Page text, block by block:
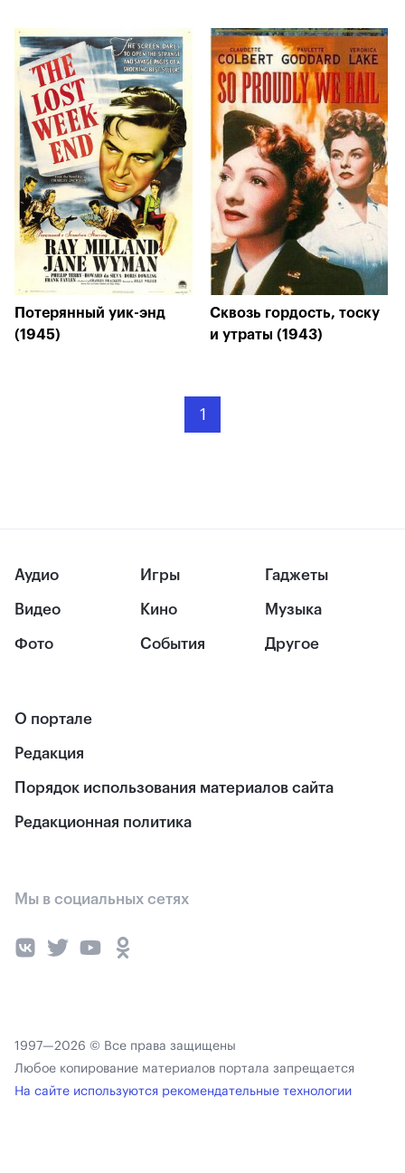
Потерянный уик-энд
(1945)
Сквозь гордость, тоску
и утраты (1943)
1
Аудио
Видео
Фото
Игры
Кино
События
Гаджеты
Музыка
Другое
О портале
Редакция
Порядок использования материалов сайта
Редакционная политика
Мы в социальных сетях
1997—2026 © Все права защищены
Любое копирование материалов портала запрещается
На сайте используются рекомендательные технологии